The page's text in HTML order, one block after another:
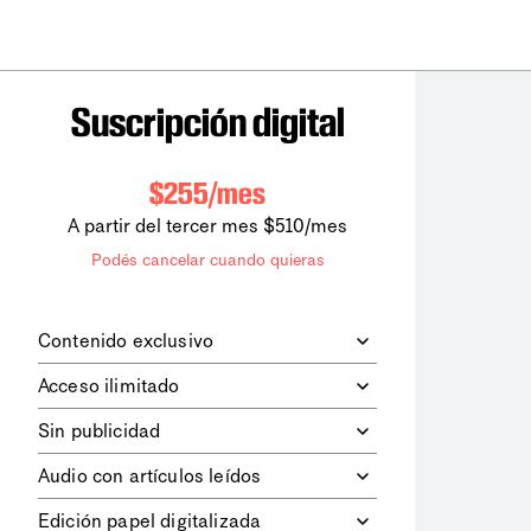
Suscripción digital
$255/mes
A partir del tercer mes $510/mes
Podés cancelar cuando quieras
Contenido exclusivo
digitales dela diaria
los contenidos de Le Monde
diplomatique.
Acceso ilimitado
contenidos.
Sin publicidad
publicitarios.
Audio con artículos leídos
Edición papel digitalizada